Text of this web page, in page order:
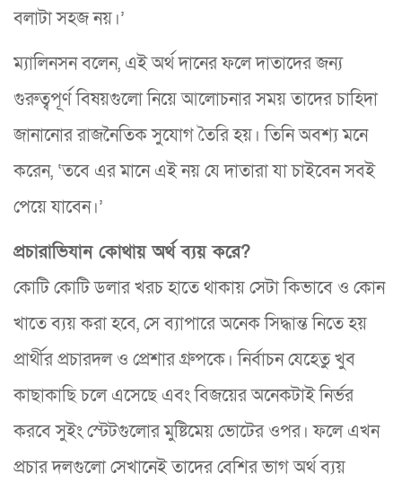
বলাটা সহজ নয়।’
ম্যালিনসন বলেন, এই অর্থ দানের ফলে দাতাদের জন্য
গুরুত্বপূর্ণ বিষয়গুলো নিয়ে আলোচনার সময় তাদের চাহিদা
জানানোর রাজনৈতিক সুযোগ তৈরি হয়। তিনি অবশ্য মনে
করেন, ‘তবে এর মানে এই নয় যে দাতারা যা চাইবেন সবই
পেয়ে যাবেন।’
প্রচারাভিযান কোথায় অর্থ ব্যয় করে?
কোটি কোটি ডলার খরচ হাতে থাকায় সেটা কিভাবে ও কোন
খাতে ব্যয় করা হবে, সে ব্যাপারে অনেক সিদ্ধান্ত নিতে হয়
প্রার্থীর প্রচারদল ও প্রেশার গ্রুপকে। নির্বাচন যেহেতু খুব
কাছাকাছি চলে এসেছে এবং বিজয়ের অনেকটাই নির্ভর
করবে সুইং স্টেটগুলোর মুষ্টিমেয় ভোটের ওপর। ফলে এখন
প্রচার দলগুলো সেখানেই তাদের বেশির ভাগ অর্থ ব্যয়